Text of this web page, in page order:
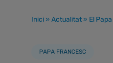
Inici » Actualitat » El
PAPA FRANCESC